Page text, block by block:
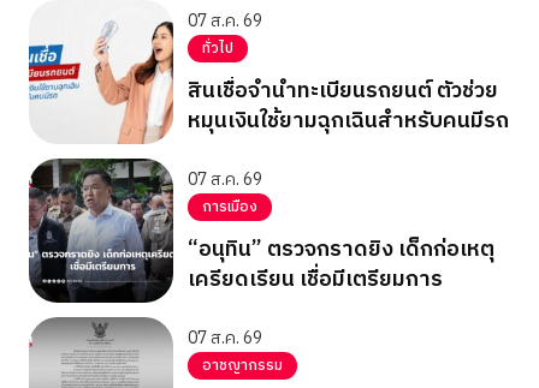
07 ส.ค. 69
ทั่วไป
สินเชื่อจำนำทะเบียนรถยนต์ ตัวช่วย
หมุนเงินใช้ยามฉุกเฉินสำหรับคนมีรถ
07 ส.ค. 69
การเมือง
“อนุทิน” ตรวจกราดยิง เด็กก่อเหตุ
เครียดเรียน เชื่อมีเตรียมการ
07 ส.ค. 69
อาชญากรรม